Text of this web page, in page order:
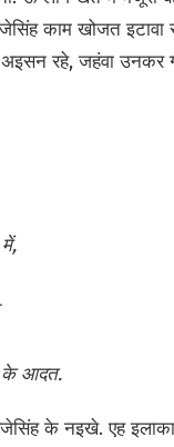
काम खोजत
रहे, जहंवा उनकर
के आदत.
के नइखे. एह इलाका